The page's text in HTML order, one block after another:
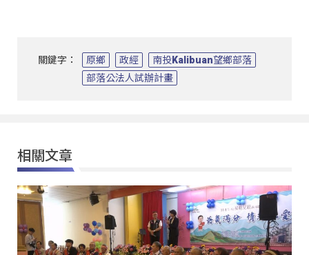
關鍵字： 原鄉 政經
南投Kalibuan望鄉部落
部落公法人試辦計畫
相關文章